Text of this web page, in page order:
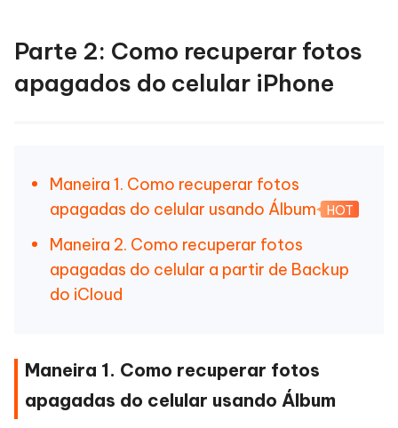
Parte 2: Como recuperar fotos
apagados do celular iPhone
Maneira 1. Como recuperar fotos
apagadas do celular usando Álbum
HOT
Maneira 2. Como recuperar fotos
apagadas do celular a partir de Backup
do iCloud
Maneira 1. Como recuperar fotos
apagadas do celular usando Álbum